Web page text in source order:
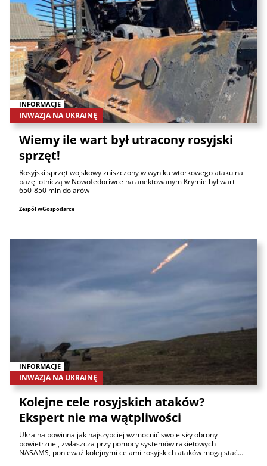
INFORMACJE
INWAZJA NA UKRAINĘ
Wiemy ile wart był utracony rosyjski
sprzęt!
Rosyjski sprzęt wojskowy zniszczony w wyniku wtorkowego ataku na
bazę lotniczą w Nowofedoriwce na anektowanym Krymie był wart
650-850 mln dolarów
Zespół wGospodarce
INFORMACJE
INWAZJA NA UKRAINĘ
Kolejne cele rosyjskich ataków?
Ekspert nie ma wątpliwości
Ukraina powinna jak najszybciej wzmocnić swoje siły obrony
powietrznej, zwłaszcza przy pomocy systemów rakietowych
NASAMS, ponieważ kolejnymi celami rosyjskich ataków mogą stać…